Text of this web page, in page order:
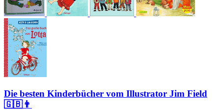
Die besten Kinderbücher vom Illustrator Jim Field
🇬🇧👨